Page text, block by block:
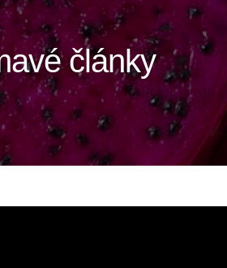
články